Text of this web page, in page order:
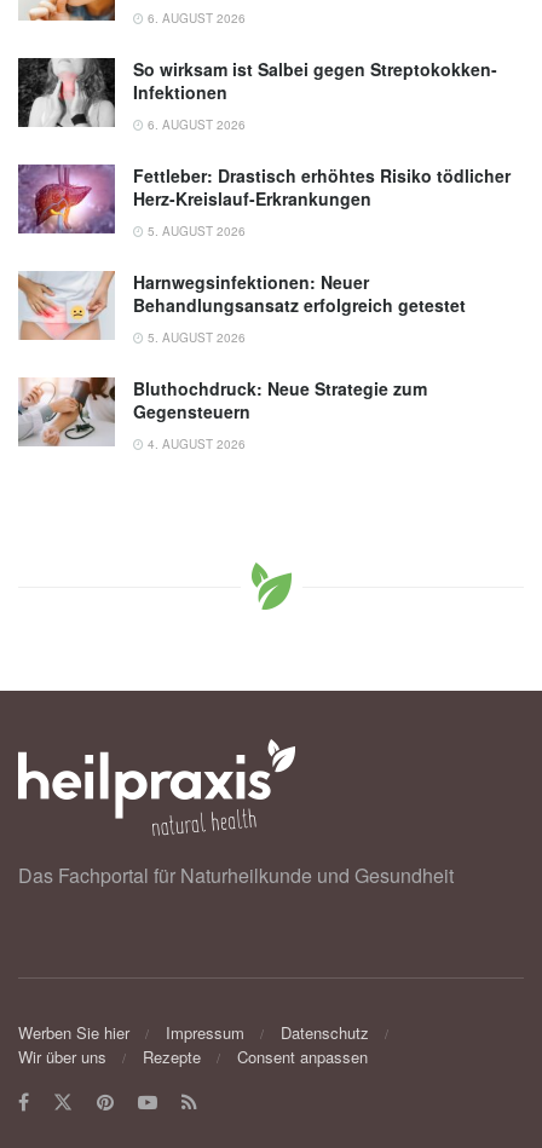
6. AUGUST 2026
So wirksam ist Salbei gegen Streptokokken-
Infektionen
6. AUGUST 2026
Fettleber: Drastisch erhöhtes Risiko tödlicher
Herz-Kreislauf-Erkrankungen
5. AUGUST 2026
Harnwegsinfektionen: Neuer
Behandlungsansatz erfolgreich getestet
5. AUGUST 2026
Bluthochdruck: Neue Strategie zum
Gegensteuern
4. AUGUST 2026
Das Fachportal für Naturheilkunde und Gesundheit
Werben Sie hier Impressum
Datenschutz
Wir über uns
Rezepte Consent anpassen